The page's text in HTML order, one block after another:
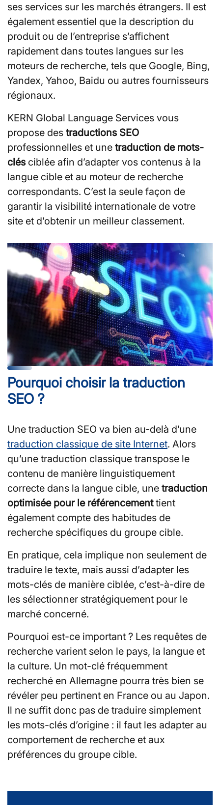
ses services sur les marchés étrangers. Il est
également essentiel que la description du
produit ou de l’entreprise s’affichent
rapidement dans toutes langues sur les
moteurs de recherche, tels que Google, Bing,
Yandex, Yahoo, Baidu ou autres fournisseurs
régionaux.
KERN Global Language Services vous
propose des traductions SEO
professionnelles et une traduction de mots-
clés ciblée afin d’adapter vos contenus à la
langue cible et au moteur de recherche
correspondants. C’est la seule façon de
garantir la visibilité internationale de votre
site et d’obtenir un meilleur classement.
Pourquoi choisir la traduction
SEO ?
Une traduction SEO va bien au-delà d’une
traduction classique de site Internet. Alors
qu’une traduction classique transpose le
contenu de manière linguistiquement
correcte dans la langue cible, une traduction
optimisée pour le référencementtient
également compte des habitudes de
recherche spécifiques du groupe cible.
En pratique, cela implique non seulement de
traduire le texte, mais aussi d’adapter les
mots-clés de manière ciblée, c’est-à-dire de
les sélectionner stratégiquement pour le
marché concerné.
Pourquoi est-ce important ? Les requêtes de
recherche varient selon le pays, la langue et
la culture. Un mot-clé fréquemment
recherché en Allemagne pourra très bien se
révéler peu pertinent en France ou au Japon.
Il ne suffit donc pas de traduire simplement
les mots-clés d’origine : il faut les adapter au
comportement de recherche et aux
préférences du groupe cible.